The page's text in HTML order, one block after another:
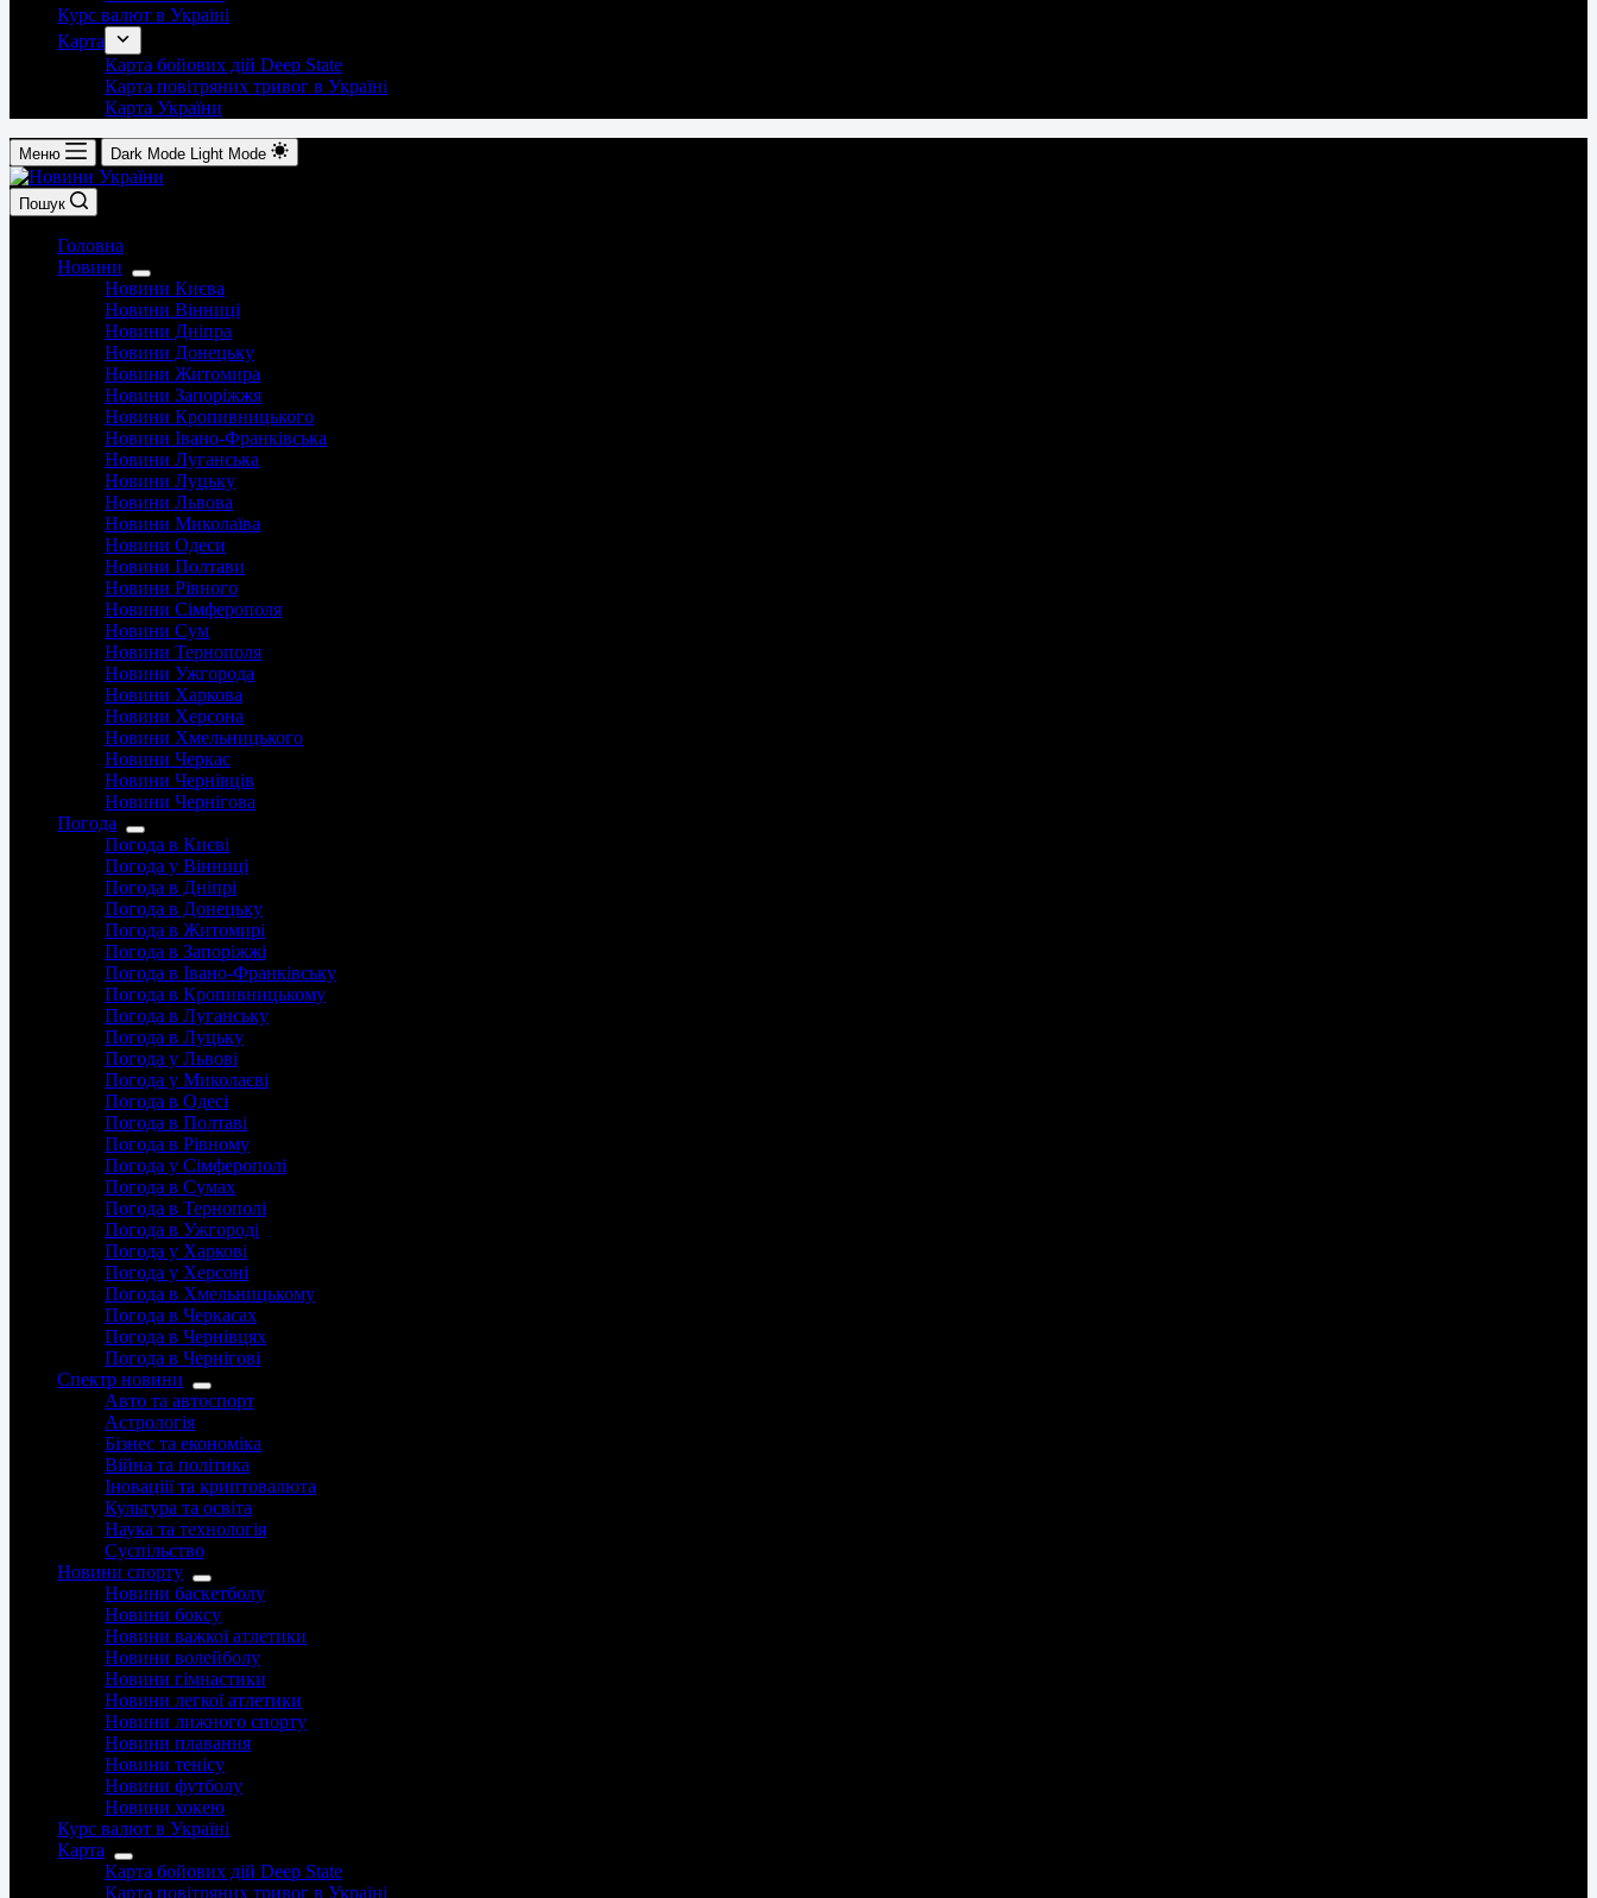
Курс валют в Україні
Карта
Карта бойових дій Deep State
Карта повітряних тривог в Україні
Карта України
Меню Dark Mode Light Mode
Пошук
Головна
Новини
Новини Києва
Новини Вінниці
Новини Дніпра
Новини Донецьку
Новини Житомира
Новини Запоріжжя
Новини Кропивницького
Новини Івано-Франківська
Новини Луганська
Новини Луцьку
Новини Львова
Новини Миколаїва
Новини Одеси
Новини Полтави
Новини Рівного
Новини Сімферополя
Новини Сум
Новини Тернополя
Новини Ужгорода
Новини Харкова
Новини Херсона
Новини Хмельницького
Новини Черкас
Новини Чернівців
Новини Чернігова
Погода
Погода в Києві
Погода у Вінниці
Погода в Дніпрі
Погода в Донецьку
Погода в Житомирі
Погода в Запоріжжі
Погода в Івано-Франківську
Погода в Кропивницькому
Погода в Луганську
Погода в Луцьку
Погода у Львові
Погода у Миколаєві
Погода в Одесі
Погода в Полтаві
Погода в Рівному
Погода у Сімферополі
Погода в Сумах
Погода в Тернополі
Погода в Ужгороді
Погода у Харкові
Погода у Херсоні
Погода в Хмельницькому
Погода в Черкасах
Погода в Чернівцях
Погода в Чернігові
Спектр новини
Авто та автоспорт
Астрологія
Бізнес та економіка
Війна та політика
Іноваціії та криптовалюта
Культура та освіта
Наука та технологія
Суспільство
Новини спорту
Новини баскетболу
Новини боксу
Новини важкої атлетики
Новини волейболу
Новини гімнастики
Новини легкої атлетики
Новини лижного спорту
Новини плавання
Новини тенісу
Новини футболу
Новини хокею
Курс валют в Україні
Карта
Карта бойових дій Deep State
Карта повітряних тривог в Україні